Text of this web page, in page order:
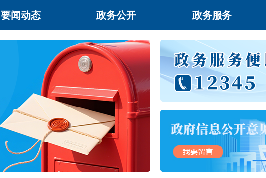
要闻动态 政务公开 政务服务